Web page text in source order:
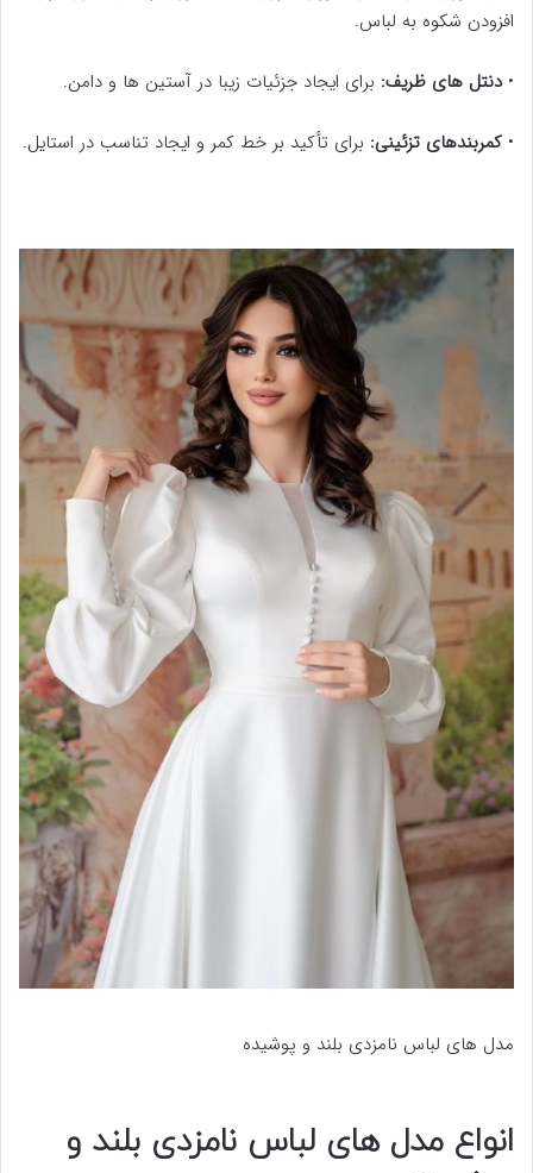
افزودن شکوه به لباس.
•دنتل های ظریف: برای ایجاد جزئیات زیبا در آستین ها و دامن.
• کمربندهای تزئینی: برای تأکید بر خط کمر و ایجاد تناسب در استایل.
مدل های لباس نامزدی بلند و پوشیده
انواع مدل های لباس نامزدی بلند و